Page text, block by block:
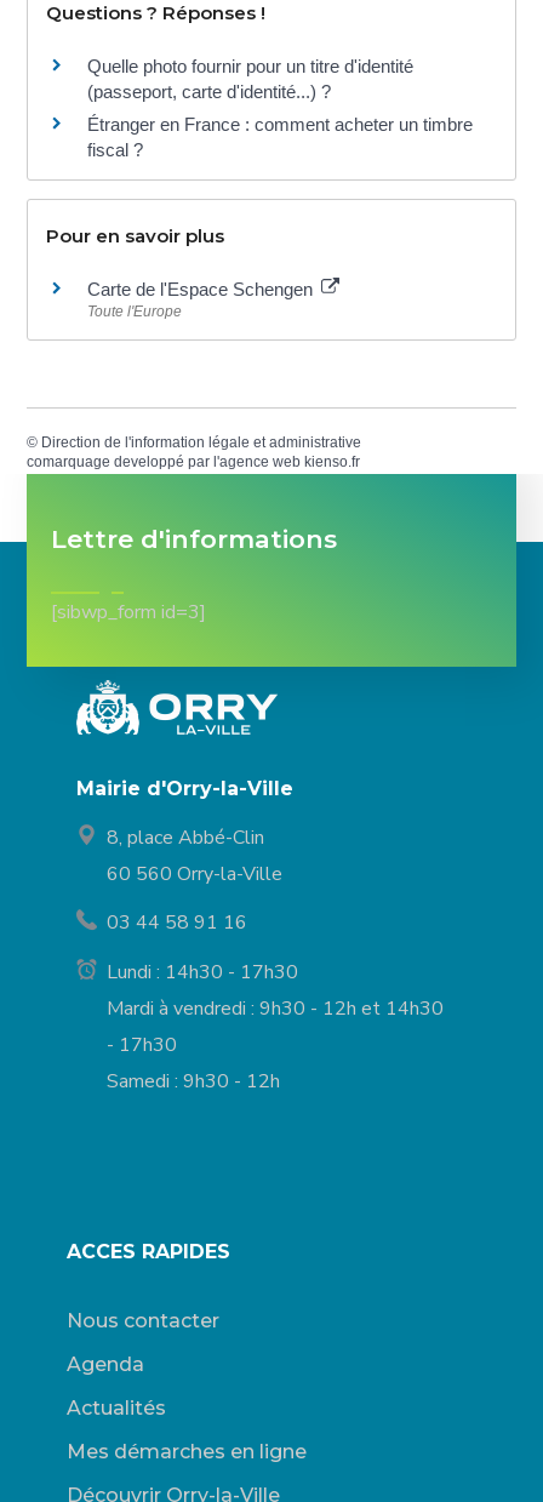
Questions ? Réponses !
Quelle photo fournir pour un titre d'identité
(passeport, carte d'identité...) ?
Étranger en France : comment acheter un timbre
fiscal ?
Pour en savoir plus
Carte de l'Espace Schengen
Toute l'Europe
© Direction de l'information légale et administrative
comarquage developpé par l'agence web kienso.fr
Lettre d'informations
[sibwp_form id=3]
Mairie d'Orry-la-Ville
8, place Abbé-Clin
60 560 Orry-la-Ville
03 44 58 91 16
Lundi : 14h30 - 17h30
Mardi à vendredi : 9h30 - 12h et 14h30
- 17h30
Samedi : 9h30 - 12h
ACCES RAPIDES
Nous contacter
Agenda
Actualités
Mes démarches en ligne
Découvrir Orry-la-Ville